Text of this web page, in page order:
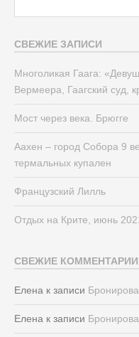
СВЕЖИЕ ЗАПИСИ
Многоликая Гаага:
Вермеера, Гаагский суд,
Мост через века. Брюгге
Аахен – город Собора 9
термальных купален
Французский Лилль
Отдых на Крите, июнь
СВЕЖИЕ КОММЕНТАРИИ
Елена к записи
Елена к записи